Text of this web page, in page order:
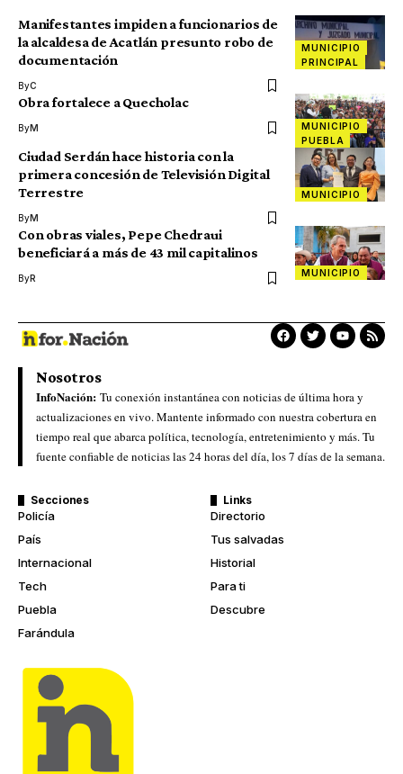
MUNICIPIO
PRINCIPAL
Manifestantes impiden a funcionarios de
la alcaldesa de Acatlán presunto robo de
documentación
ByC
MUNICIPIO
PUEBLA
Obra fortalece a Quecholac
ByM
MUNICIPIO
Ciudad Serdán hace historia con la
primera concesión de Televisión Digital
Terrestre
ByM
MUNICIPIO
Con obras viales, Pepe Chedraui
beneficiará a más de 43 mil capitalinos
ByR
Nosotros
InfoNación: Tu conexión instantánea con noticias de última hora y
actualizaciones en vivo. Mantente informado con nuestra cobertura en
tiempo real que abarca política, tecnología, entretenimiento y más. Tu
fuente confiable de noticias las 24 horas del día, los 7 días de la semana.
Secciones
Policía
País
Internacional
Tech
Puebla
Farándula
Links
Directorio
Tus salvadas
Historial
Para ti
Descubre